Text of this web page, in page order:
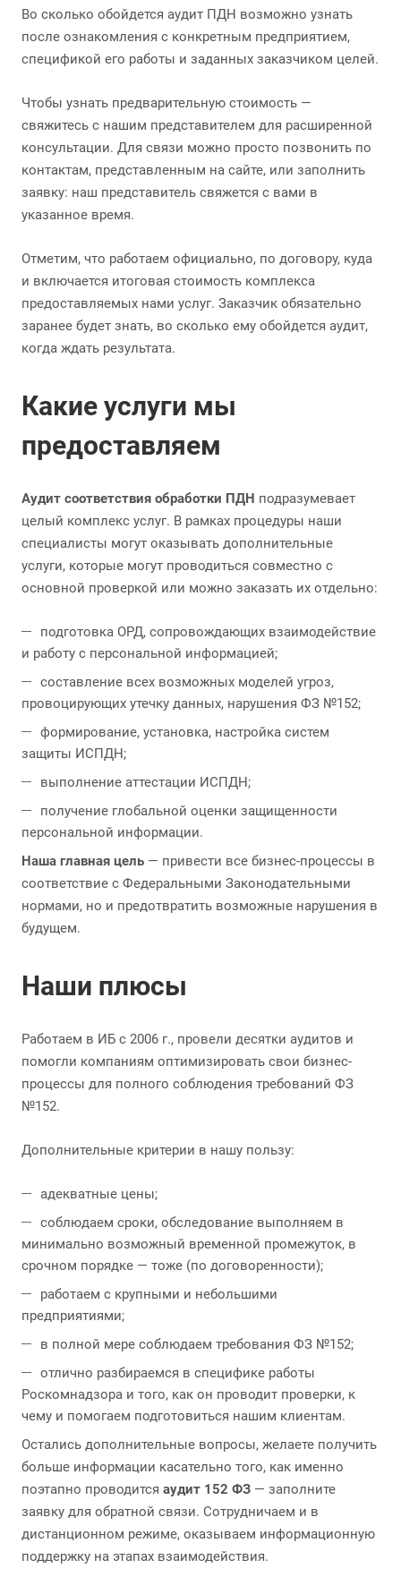
Во сколько обойдется аудит ПДН возможно узнать
после ознакомления с конкретным предприятием,
спецификой его работы и заданных заказчиком целей.
Чтобы узнать предварительную стоимость —
свяжитесь с нашим представителем для расширенной
консультации. Для связи можно просто позвонить по
контактам, представленным на сайте, или заполнить
заявку: наш представитель свяжется с вами в
указанное время.
Отметим, что работаем официально, по договору, куда
и включается итоговая стоимость комплекса
предоставляемых нами услуг. Заказчик обязательно
заранее будет знать, во сколько ему обойдется аудит,
когда ждать результата.
Какие услуги мы
предоставляем
Аудит соответствия обработки ПДН подразумевает
целый комплекс услуг. В рамках процедуры наши
специалисты могут оказывать дополнительные
услуги, которые могут проводиться совместно с
основной проверкой или можно заказать их отдельно:
подготовка ОРД, сопровождающих взаимодействие
и работу с персональной информацией;
составление всех возможных моделей угроз,
провоцирующих утечку данных, нарушения ФЗ №152;
формирование, установка, настройка систем
защиты ИСПДН;
выполнение аттестации ИСПДН;
получение глобальной оценки защищенности
персональной информации.
Наша главная цель — привести все бизнес-процессы в
соответствие с Федеральными Законодательными
нормами, но и предотвратить возможные нарушения в
будущем.
Наши плюсы
Работаем в ИБ с 2006 г., провели десятки аудитов и
помогли компаниям оптимизировать свои бизнес-
процессы для полного соблюдения требований ФЗ
№152.
Дополнительные критерии в нашу пользу:
адекватные цены;
соблюдаем сроки, обследование выполняем в
минимально возможный временной промежуток, в
срочном порядке — тоже (по договоренности);
работаем с крупными и небольшими
предприятиями;
в полной мере соблюдаем требования ФЗ №152;
отлично разбираемся в специфике работы
Роскомнадзора и того, как он проводит проверки, к
чему и помогаем подготовиться нашим клиентам.
Остались дополнительные вопросы, желаете получить
больше информации касательно того, как именно
поэтапно проводится аудит 152 ФЗ — заполните
заявку для обратной связи. Сотрудничаем и в
дистанционном режиме, оказываем информационную
поддержку на этапах взаимодействия.